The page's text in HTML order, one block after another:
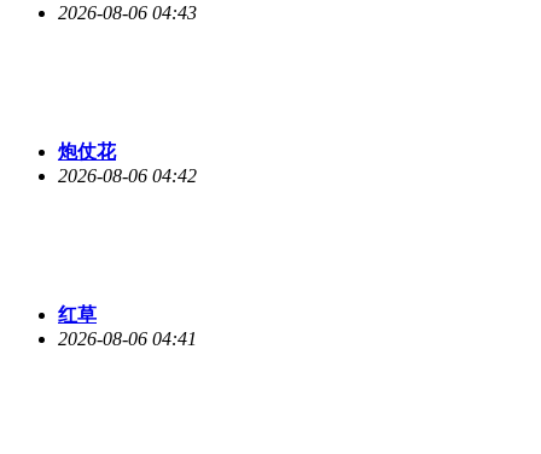
2026-08-06 04:43
炮仗花
2026-08-06 04:42
红草
2026-08-06 04:41